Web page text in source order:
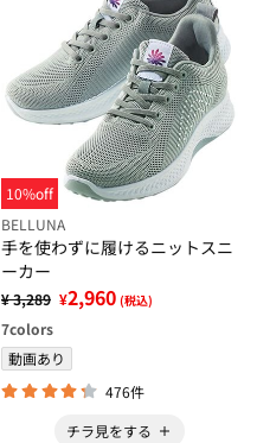
10%off
BELLUNA
手を使わずに履けるニットスニ
ーカー
¥ 3,289 ¥2,960 (税込)
7colors
動画あり
476件
チラ見をする